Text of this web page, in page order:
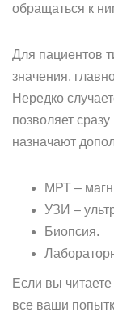
обращаться к
Для пациентов
значения,
Нередко
позволяет
назначают
МРТ –
УЗИ –
Биопсия.
Если вы
все ваши